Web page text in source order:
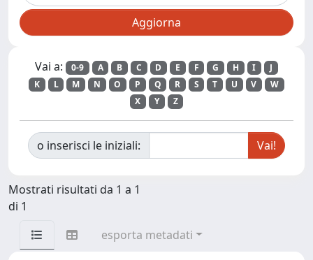
Vai a: 0-9 A B C D E F G H I
J
K
L M N O P Q R S T U V
W
X
Y Z
o inserisci le iniziali:
Mostrati risultati da 1 a 1
di 1
esporta metadati